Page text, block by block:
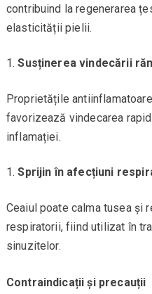
contribuind la regenerarea
elasticității pielii.
Susținerea vindecării
Proprietățile
favorizează vindecarea
inflamației.
Sprijin în afecțiuni
Ceaiul poate calma tusea și
respiratorii, fiind utilizat în
sinuzitelor.
Contraindicații și precauții